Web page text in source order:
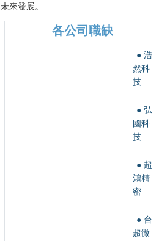
未來發展。
各公司職缺
● 浩
然科
技
● 弘
國科
技
● 超
鴻精
密
● 台
超微